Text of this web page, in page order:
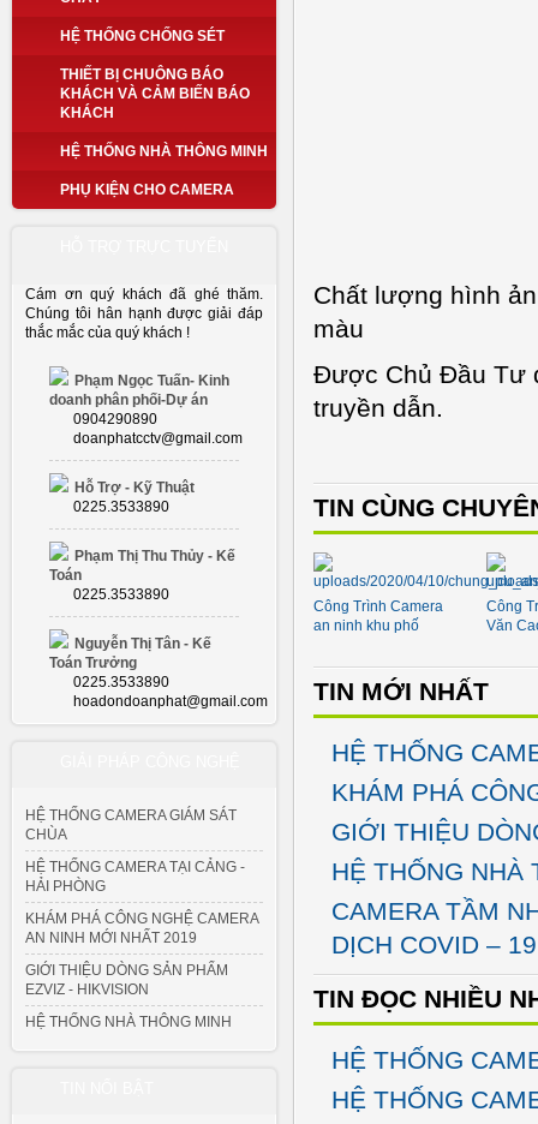
HỆ THỐNG CHỐNG SÉT
THIẾT BỊ CHUÔNG BÁO
KHÁCH VÀ CẢM BIẾN BÁO
KHÁCH
HỆ THỐNG NHÀ THÔNG MINH
PHỤ KIỆN CHO CAMERA
Cám ơn quý khách đã ghé thăm.
Chúng tôi hân hạnh được giải đáp
thắc mắc của quý khách !
Phạm Ngọc Tuấn- Kinh
doanh phân phối-Dự án
0904290890
doanphatcctv@gmail.com
Hỗ Trợ - Kỹ Thuật
0225.3533890
Phạm Thị Thu Thủy - Kế
Toán
0225.3533890
Nguyễn Thị Tân - Kế
Toán Trưởng
0225.3533890
hoadondoanphat@gmail.com
HỆ THỐNG CAMERA GIÁM SÁT
CHÙA
HỆ THỐNG CAMERA TẠI CẢNG -
HẢI PHÒNG
KHÁM PHÁ CÔNG NGHỆ CAMERA
AN NINH MỚI NHẤT 2019
GIỚI THIỆU DÒNG SẢN PHẨM
EZVIZ - HIKVISION
HỆ THỐNG NHÀ THÔNG MINH
Chất lượng hình
màu
Được Chủ Đầu Tư
truyền dẫn.
TIN CÙNG
Công Trình Camera
an ninh khu phố
Công
Văn
TIN MỚI NHẤT
HỆ THỐNG
KHÁM PHÁ
GIỚI THIỆU
HỆ THỐNG NHÀ
CAMERA TẦM
DỊCH COVID – 19
TIN ĐỌC NHIỀU
HỆ THỐNG
HỆ THỐNG